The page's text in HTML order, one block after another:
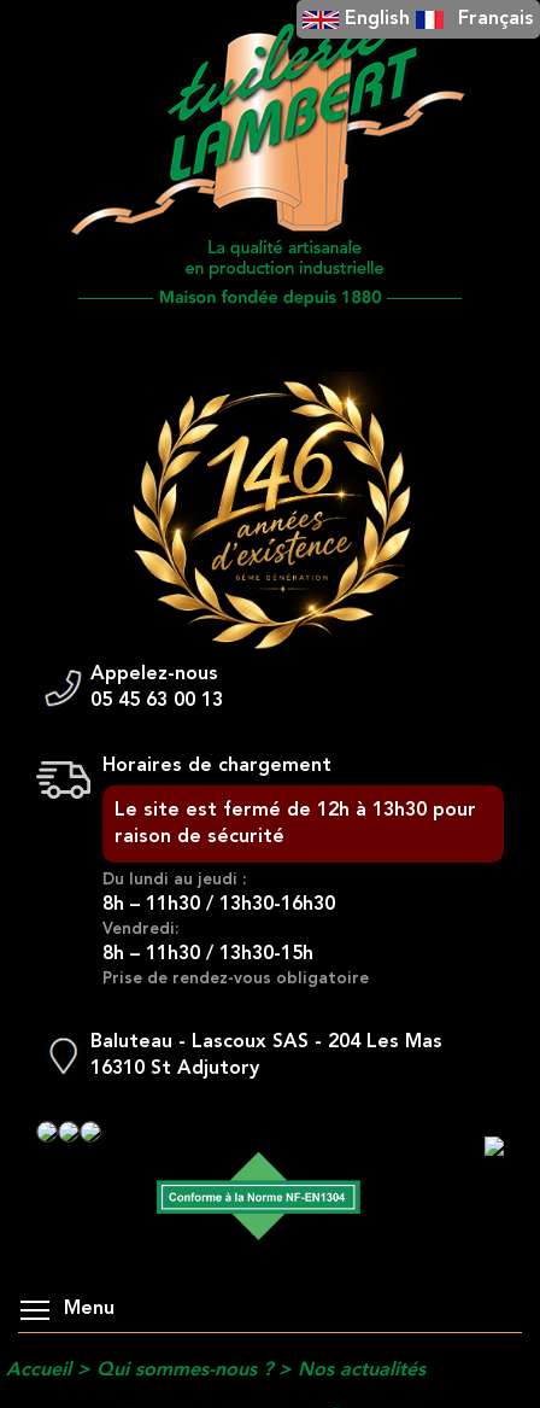
Appelez-nous
05 45 63 00 13
Horaires de chargement
Le site est fermé de 12h à 13h30 pour
raison de sécurité
Du lundi au jeudi :
8h – 11h30 / 13h30-16h30
Vendredi:
8h – 11h30 / 13h30-15h
Prise de rendez-vous obligatoire
Baluteau - Lascoux SAS - 204 Les Mas
16310 St Adjutory
Menu
English Français
Accueil> Qui sommes-nous ?> Nos actualités